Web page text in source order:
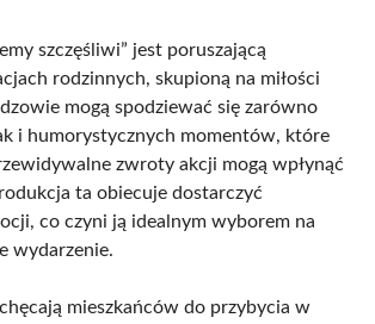
szczęśliwi” jest poruszającą
rodzinnych, skupioną na miłości
mogą spodziewać się zarówno
i humorystycznych momentów, które
zwroty akcji mogą wpłynąć
ta obiecuje dostarczyć
co czyni ją idealnym wyborem na
wydarzenie.
mieszkańców do przybycia w